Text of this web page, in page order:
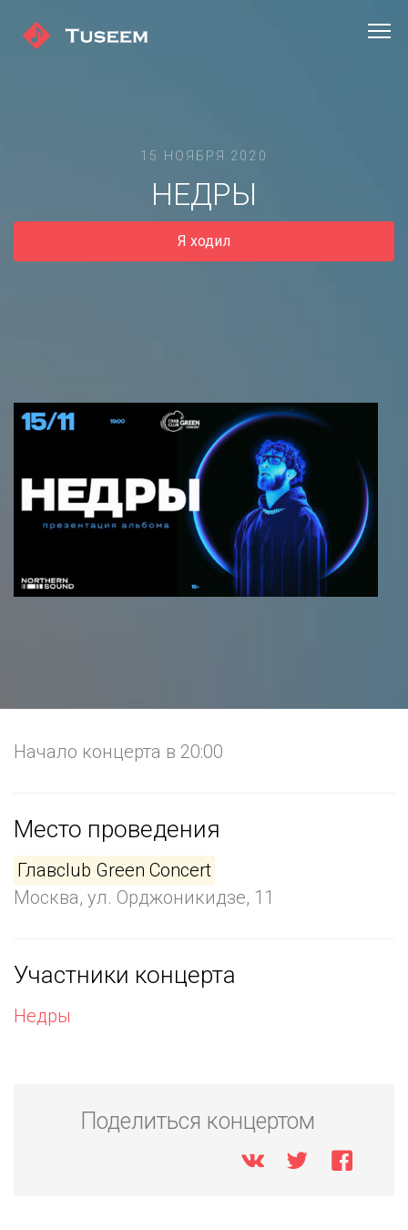
15 НОЯБРЯ 2020
НЕДРЫ
Я ходил
Начало концерта в 20:00
Место проведения
Главclub Green Concert
Москва, ул. Орджоникидзе, 11
Участники концерта
Недры
Поделиться концертом